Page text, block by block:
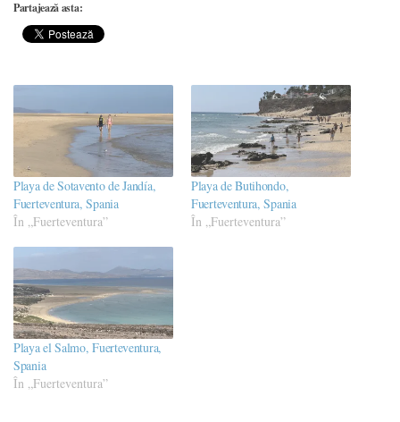
Partajează asta:
Playa de Sotavento de Jandía,
Fuerteventura, Spania
În „Fuerteventura”
Playa de Butihondo,
Fuerteventura, Spania
În „Fuerteventura”
Playa el Salmo, Fuerteventura,
Spania
În „Fuerteventura”